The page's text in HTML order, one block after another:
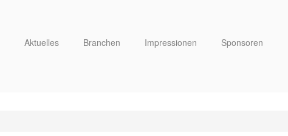
Aktuelles Branchen Impressionen Sponsoren